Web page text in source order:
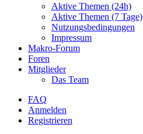
Aktive Themen (24h)
Aktive Themen (7 Tage)
Nutzungsbedingungen
Impressum
Makro-Forum
Foren
Mitglieder
Das Team
FAQ
Anmelden
Registrieren